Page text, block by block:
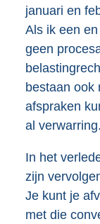
januari en
Als ik een
geen
bestaan ook
afspraken
al verwarring.
In het
zijn
Je kunt je
met die